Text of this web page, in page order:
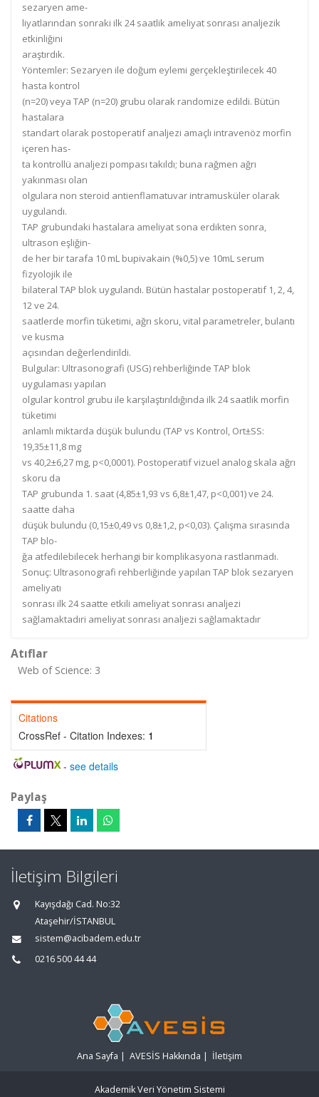
sezaryen ame-
liyatlarından sonraki ilk 24saatlik ameliyat sonrası analjezik
etkinliğini
araştırdık.
Yöntemler: Sezaryen ile doğum eylemi gerçekleştirilecek 40
hasta kontrol
(n=20) veya TAP (n=20) grubu olarak randomize edildi. Bütün
hastalara
standart olarak postoperatif analjezi amaçlı intravenöz morfin
içeren has-
ta kontrollü analjezi pompası takıldı; buna rağmen ağrı
yakınması olan
olgulara non steroid antienflamatuvar intramusküler olarak
uygulandı.
TAP grubundaki hastalara ameliyat sona erdikten sonra,
ultrason eşliğin-
de her birtarafa 10 mL bupivakain (%0,5)ve 10mL serum
fizyolojik ile
bilateral TAP blok uygulandı. Bütün hastalar postoperatif 1, 2, 4,
12 ve 24.
saatlerde morfin tüketimi, ağrı skoru, vital parametreler, bulantı
ve kusma
açısından değerlendirildi.
Bulgular: Ultrasonografi (USG) rehberliğinde TAP blok
uygulaması yapılan
olgular kontrol grubu ile karşılaştırıldığında ilk 24 saatlik morfin
tüketimi
anlamlı miktarda düşük bulundu (TAP vs Kontrol, Ort±SS:
19,35±11,8 mg
vs 40,2±6,27 mg, p<0,0001). Postoperatif vizuel analog skala ağrı
skoru da
TAP grubunda 1. saat (4,85±1,93 vs 6,8±1,47, p<0,001)ve 24.
saatte daha
düşük bulundu (0,15±0,49 vs 0,8±1,2, p<0,03). Çalışma sırasında
TAP blo-
ğa atfedilebilecek herhangi bir komplikasyona rastlanmadı.
Sonuç: Ultrasonografi rehberliğinde yapılan TAP blok sezaryen
ameliyatı
sonrası ilk 24 saatte etkili ameliyat sonrası analjezi
sağlamaktadıri ameliyat sonrası analjezi sağlamaktadır
Atıflar
Web of Science: 3
Citations
CrossRef - Citation Indexes: 1
- see details
Paylaş
İletişim Bilgileri
Kayışdağı Cad. No:32
Ataşehir/İSTANBUL
sistem@acibadem.edu.tr
0216 500 44 44
Ana Sayfa | AVESİS Hakkında | İletişim
Akademik Veri Yönetim Sistemi